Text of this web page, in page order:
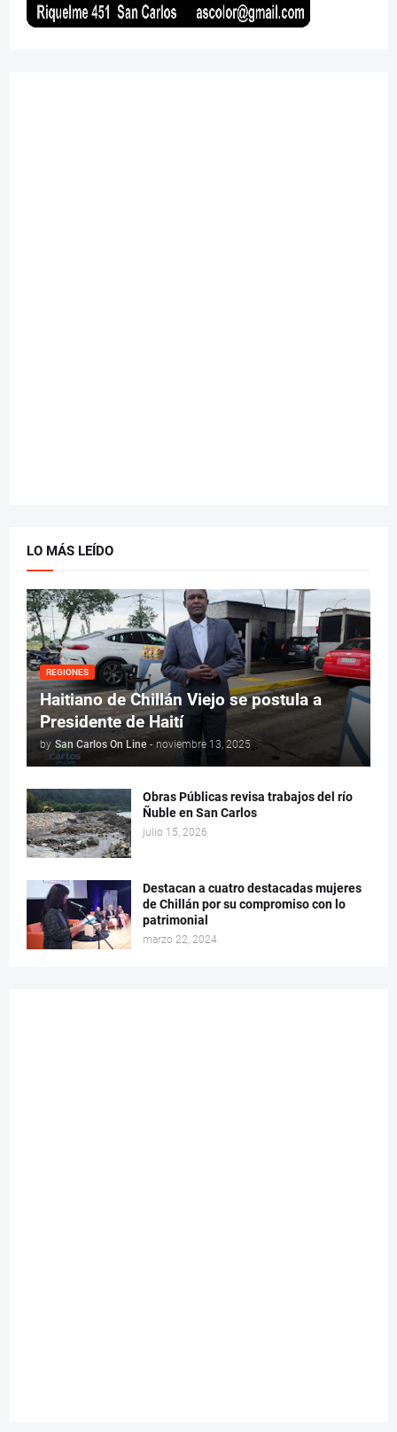
LO MÁS LEÍDO
REGIONES
Haitiano de Chillán Viejo se postula a
Presidente de Haití
by San Carlos On Line - noviembre 13, 2025
Obras Públicas revisa trabajos del río
Ñuble en San Carlos
julio 15, 2026
Destacan a cuatro destacadas mujeres
de Chillán por su compromiso con lo
patrimonial
marzo 22, 2024